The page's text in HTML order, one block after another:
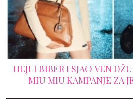
HEJLI BIBER I SJAO VEN
MIU MIU KAMPANJE ZA